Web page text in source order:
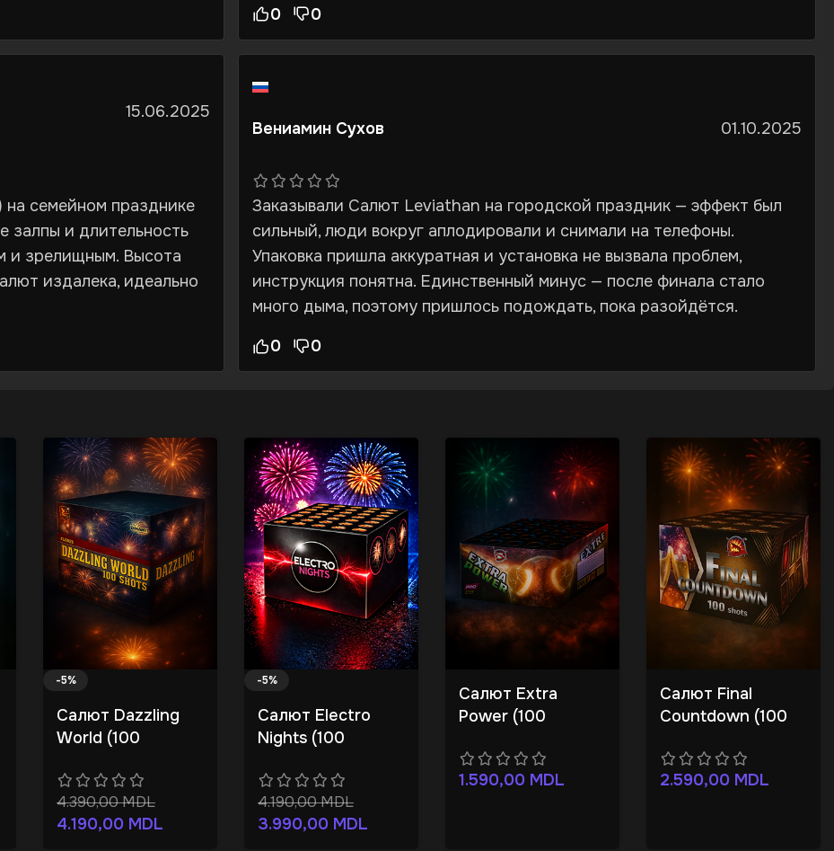
0 0
15.06.2025
семейном празднике
залпы и длительность
и зрелищным. Высота
издалека, идеально
Вениамин Сухов 01.10.2025
Заказывали Салют Leviathan на городской праздник — эффект был
сильный, люди вокруг аплодировали и снимали на телефоны.
Упаковка пришла аккуратная и установка не вызвала проблем,
инструкция понятна. Единственный минус — после финала стало
много дыма, поэтому пришлось подождать, пока разойдётся.
0 0
-5%
Салют Dazzling
World (100
4.390,00MDL
4.190,00 MDL
-5%
Салют Electro
Nights (100
4.190,00MDL
3.990,00 MDL
Салют Extra
Power (100
1.590,00 MDL
Салют Final
Countdown (100
2.590,00 MDL